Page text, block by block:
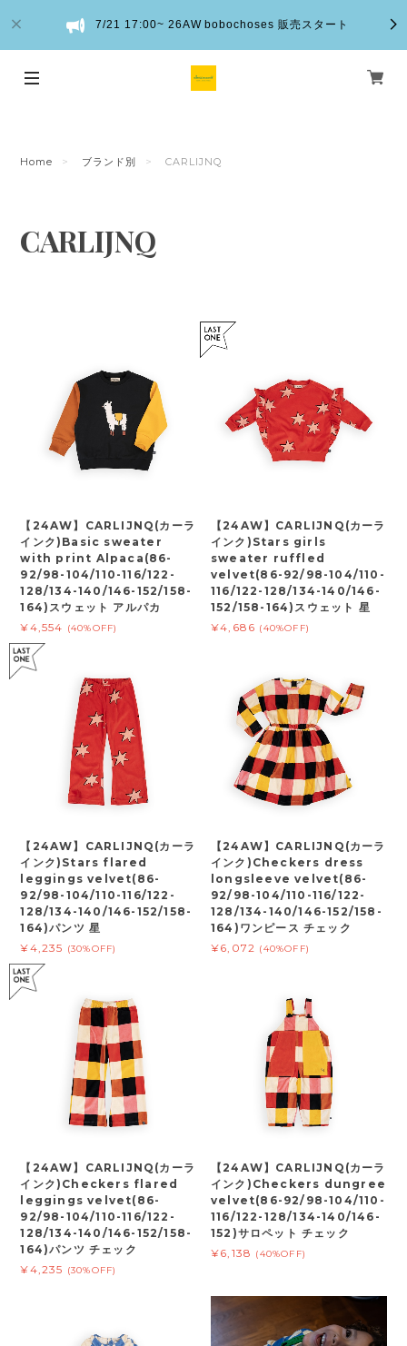
7/21 17:00~ 26AW bobochoses 販売スタート
Home ブランド別 CARLIJNQ
CARLIJNQ
【24AW】CARLIJNQ(カーラ
インク)Basic sweater
with print Alpaca(86-
92/98-104/110-116/122-
128/134-140/146-152/158-
164)スウェット アルパカ
¥4,554 (40%OFF)
【24AW】CARLIJNQ(カーラ
インク)Stars girls
sweater ruffled
velvet(86-92/98-104/110-
116/122-128/134-140/146-
152/158-164)スウェット 星
¥4,686 (40%OFF)
【24AW】CARLIJNQ(カーラ
インク)Stars flared
leggings velvet(86-
92/98-104/110-116/122-
128/134-140/146-152/158-
164)パンツ 星
¥4,235 (30%OFF)
【24AW】CARLIJNQ(カーラ
インク)Checkers dress
longsleeve velvet(86-
92/98-104/110-116/122-
128/134-140/146-152/158-
164)ワンピース チェック
¥6,072 (40%OFF)
【24AW】CARLIJNQ(カーラ
インク)Checkers flared
leggings velvet(86-
92/98-104/110-116/122-
128/134-140/146-152/158-
164)パンツ チェック
¥4,235 (30%OFF)
【24AW】CARLIJNQ(カーラ
インク)Checkers dungree
velvet(86-92/98-104/110-
116/122-128/134-140/146-
152)サロペット チェック
¥6,138 (40%OFF)